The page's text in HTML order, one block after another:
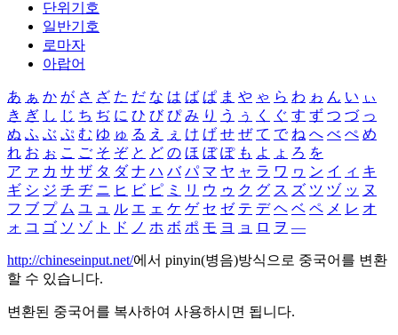
단위기호
일반기호
로마자
아랍어
あ ぁ か が さ ざ た だ な は ば ぱ ま や ゃ ら わ ゎ ん い ぃ
き ぎ し じ ち ぢ に ひ び ぴ み り う ぅ く ぐ す ず つ づ っ
ぬ ふ ぶ ぷ む ゆ ゅ る え ぇ け げ せ ぜ て で ね へ べ ぺ め
れ お ぉ こ ご そ ぞ と ど の ほ ぼ ぽ も よ ょ ろ を
ア ァ カ サ ザ タ ダ ナ ハ バ パ マ ヤ ャ ラ ワ ヮ ン イ ィ キ
ギ シ ジ チ ヂ ニ ヒ ビ ピ ミ リ ウ ゥ ク グ ス ズ ツ ヅ ッ ヌ
フ ブ プ ム ユ ュ ル エ ェ ケ ゲ セ ゼ テ デ ヘ ベ ペ メ レ オ
ォ コ ゴ ソ ゾ ト ド ノ ホ ボ ポ モ ヨ ョ ロ ヲ ―
http://chineseinput.net/에서 pinyin(병음)방식으로 중국어를 변환
할 수 있습니다.
변환된 중국어를 복사하여 사용하시면 됩니다.